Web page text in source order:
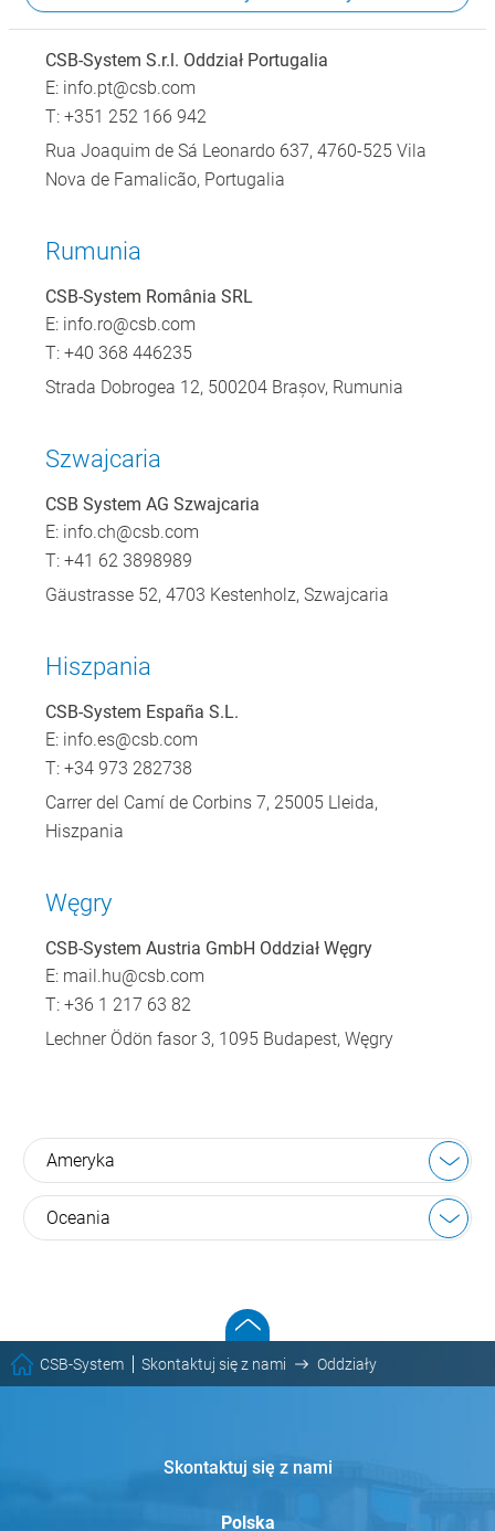
Portugalia
CSB-System S.r.l. Oddział Portugalia
E: info.pt@csb.com
T: +351 252 166 942
Rua Joaquim de Sá Leonardo 637, 4760-525 Vila
Nova de Famalicão, Portugalia
Rumunia
CSB-System România SRL
E: info.ro@csb.com
T: +40 368 446235
Strada Dobrogea 12, 500204 Brașov, Rumunia
Szwajcaria
CSB System AG Szwajcaria
E: info.ch@csb.com
T: +41 62 3898989
Gäustrasse 52, 4703 Kestenholz, Szwajcaria
Hiszpania
CSB-System España S.L.
E: info.es@csb.com
T: +34 973 282738
Carrer del Camí de Corbins 7, 25005 Lleida,
Hiszpania
Węgry
CSB-System Austria GmbH Oddział Węgry
E: mail.hu@csb.com
T: +36 1 217 63 82
Lechner Ödön fasor 3, 1095 Budapest, Węgry
Ameryka
Oceania
CSB-System Skontaktuj się z nami Oddziały
Skontaktuj się z nami
Polska